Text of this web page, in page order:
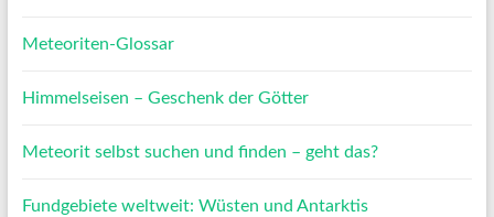
Meteoriten-Glossar
Himmelseisen – Geschenk der Götter
Meteorit selbst suchen und finden – geht das?
Fundgebiete weltweit: Wüsten und Antarktis